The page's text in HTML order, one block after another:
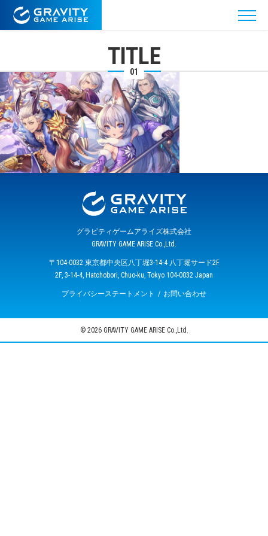
TITLE
01
グラビティゲームアライズ株式会社
GRAVITY GAME ARISE Co.,Ltd.
〒104-0032 東京都中央区八丁堀3-14-4 八丁堀サード2F
2F, 3-14-4, Hatchobori, Chuo-ku, Tokyo 104-0032 Japan
プライバシーステートメント お問い合わせ
© 2026 GRAVITY GAME ARISE Co.,Ltd.